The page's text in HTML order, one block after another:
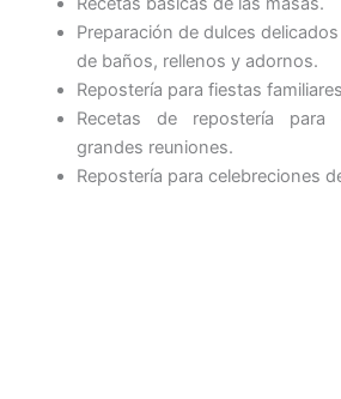
Preparación de dulces
de baños, rellenos y adornos.
Repostería para fiestas
Recetas de repostería
grandes reuniones.
Repostería para celebreciones